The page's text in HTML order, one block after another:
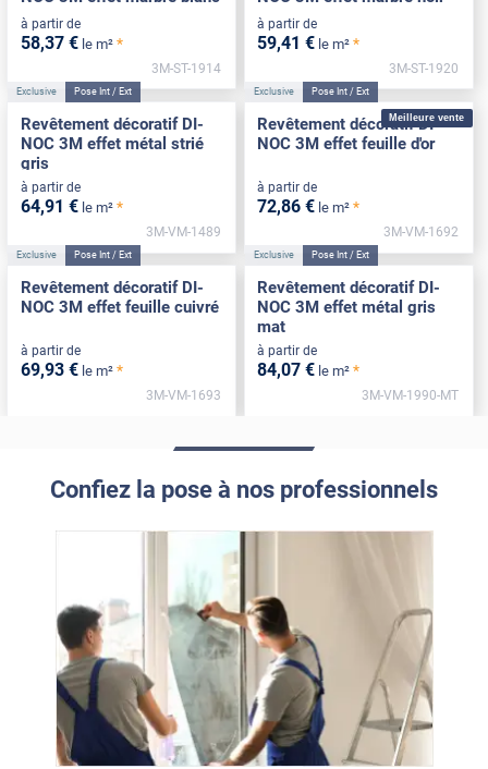
à partir de
58,37 € le m² *
3M-ST-1914
à partir de
59,41 € le m² *
3M-ST-1920
Exclusive Pose Int / Ext
Revêtement décoratif DI-
NOC 3M effet métal strié
gris
à partir de
64,91 € le m² *
3M-VM-1489
Meilleure vente
Exclusive Pose Int / Ext
Revêtement décoratif DI-
NOC 3M effet feuille d'or
à partir de
72,86 € le m² *
3M-VM-1692
Exclusive Pose Int / Ext
Revêtement décoratif DI-
NOC 3M effet feuille cuivré
à partir de
69,93 € le m² *
3M-VM-1693
Exclusive Pose Int / Ext
Revêtement décoratif DI-
NOC 3M effet métal gris
mat
à partir de
84,07 € le m² *
3M-VM-1990-MT
Confiez la pose à nos professionnels